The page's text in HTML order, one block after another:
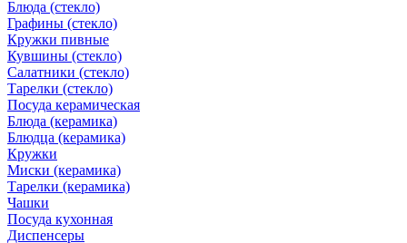
Блюда (стекло)
Графины (стекло)
Кружки пивные
Кувшины (стекло)
Салатники (стекло)
Тарелки (стекло)
Посуда керамическая
Блюда (керамика)
Блюдца (керамика)
Кружки
Миски (керамика)
Тарелки (керамика)
Чашки
Посуда кухонная
Диспенсеры